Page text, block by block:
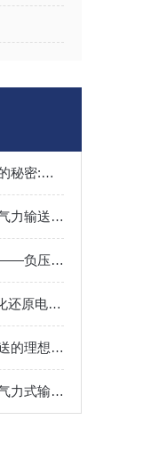
探索真空物料输送机背后的秘密:怎样选择蕞具好的设备
树脂砂处理的高效助手：气力输送设备的工作原理与应用优势
打造现代工业的运输先锋——负压输送厂家
宝德类型 8202 - pH 或氧化还原电位变送器，ELEMENT 设计
风力送料机：高效物料输送的理想选择
结构精妙，成就高效——气力式输送机的设计解析